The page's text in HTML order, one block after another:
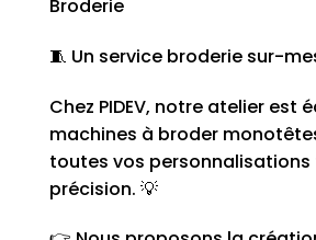
Broderie
🧵 Un service broderie sur-
Chez PIDEV, notre atelier est
machines à broder
toutes vos
précision. 💡